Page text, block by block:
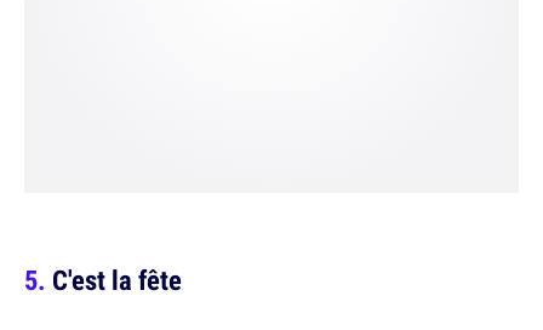
C'est la fête